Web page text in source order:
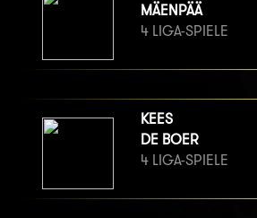
MÄENPÄÄ
4 LIGA-SPIELE
KEES
DE BOER
4 LIGA-SPIELE